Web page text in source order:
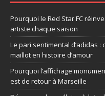
Pourquoi le Red Star FC
artiste chaque saison
Le pari sentimental d’adidas :
maillot en histoire d’amour
Pourquoi l’affichage
est de retour à Marseille